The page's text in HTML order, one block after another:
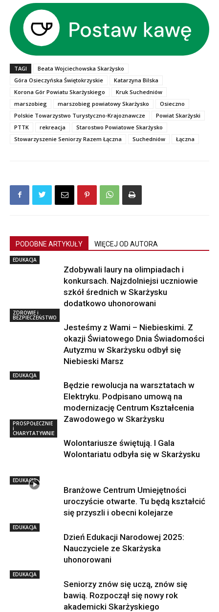
TAGI
Beata Wojciechowska Skarżysko
Góra Osieczyńska Świętokrzyskie
Katarzyna Bilska
Korona Gór Powiatu Skarżyskiego
Kruk Suchedniów
marszobieg
marszobieg powiatowy Skarżysko
Osieczno
Polskie Towarzystwo Turystyczno-Krajoznawcze
Powiat Skarżyski
PTTK
rekreacja
Starostwo Powiatowe Skarżysko
Stowarzyszenie Seniorzy Razem Łączna
Suchedniów Łączna
PODOBNE ARTYKUŁY WIĘCEJ OD AUTORA
EDUKACJA
Zdobywali laury na olimpiadach i
konkursach. Najzdolniejsi uczniowie
szkół średnich w Skarżysku
dodatkowo uhonorowani
ZDROWIE i
BEZPIECZEŃSTWO
Jesteśmy z Wami – Niebieskimi. Z
okazji Światowego Dnia Świadomości
Autyzmu w Skarżysku odbył się
Niebieski Marsz
EDUKACJA
Będzie rewolucja na warsztatach w
Elektryku. Podpisano umową na
modernizację Centrum Kształcenia
Zawodowego w Skarżysku
PROSPOŁECZNIE
i
CHARYTATYWNIE
Wolontariusze świętują. I Gala
Wolontariatu odbyła się w Skarżysku
EDUKACJA
Branżowe Centrum Umiejętności
uroczyście otwarte. Tu będą kształcić
się przyszli i obecni kolejarze
EDUKACJA
Dzień Edukacji Narodowej 2025:
Nauczyciele ze Skarżyska
uhonorowani
EDUKACJA
Seniorzy znów się uczą, znów się
bawią. Rozpoczął się nowy rok
akademicki Skarżyskiego